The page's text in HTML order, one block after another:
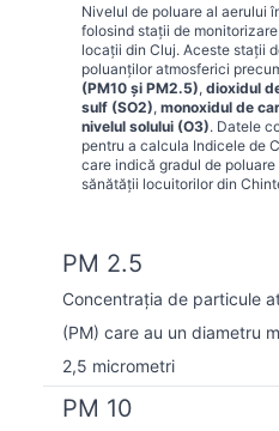
Nivelul de poluare al aerului
folosind stații de
locații din Cluj. Aceste stații
poluanților atmosferici
(PM10 și PM2.5), dioxidul
sulf (SO2), monoxidul de
nivelul solului (O3). Datele
pentru a calcula Indicele de
care indică gradul de
sănătății locuitorilor din
PM 2.5
Concentrația de particule
(PM) care au un diametru
2,5 micrometri
PM 10